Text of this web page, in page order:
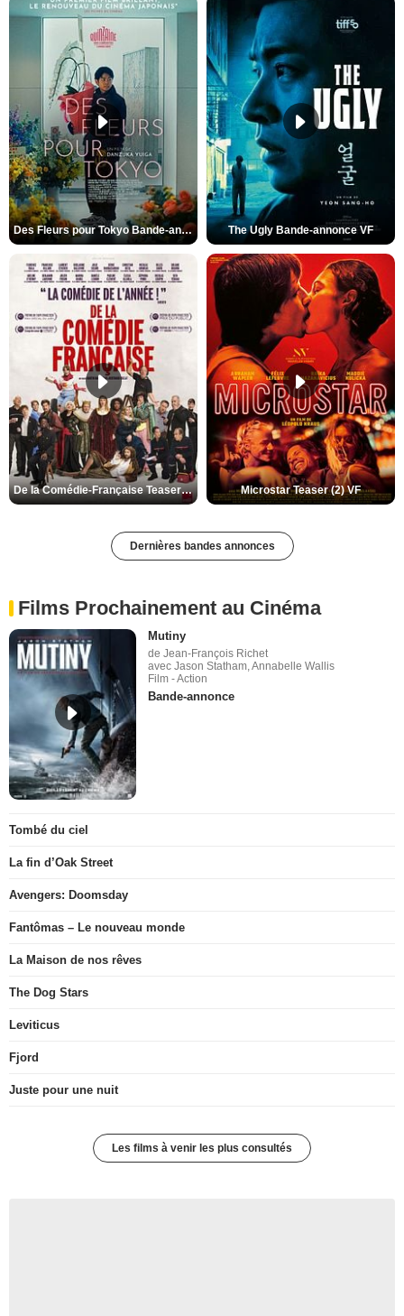
Des Fleurs pour Tokyo Bande-annonce VO STFR The Ugly Bande-annonce VF
De la Comédie-Française Teaser (3) VF Microstar Teaser (2) VF
Dernières bandes annonces
Films Prochainement au Cinéma
Mutiny
de Jean-François Richet
avec Jason Statham, Annabelle Wallis
Film - Action
Bande-annonce
Tombé du ciel
La fin d’Oak Street
Avengers: Doomsday
Fantômas – Le nouveau monde
La Maison de nos rêves
The Dog Stars
Leviticus
Fjord
Juste pour une nuit
Les films à venir les plus consultés